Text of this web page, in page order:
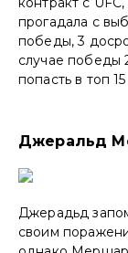
прогадала с
победы, 3
случае победы
попасть в топ
Джеральд
Джерадьд
своим